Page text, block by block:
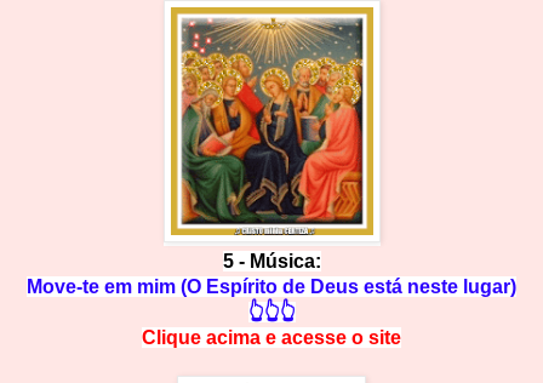
5 - Música:
Move-te em mim (O Espírito de Deus está neste lugar)
👆👆👆
Clique acima e acesse o site